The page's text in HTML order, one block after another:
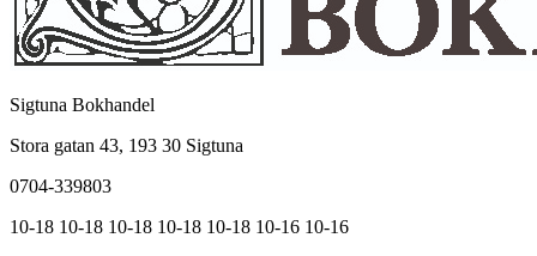
Sigtuna Bokhandel
Stora gatan 43, 193 30 Sigtuna
0704-339803
10-18 10-18 10-18 10-18 10-18 10-16 10-16